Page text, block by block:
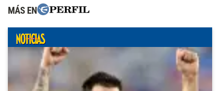
MÁS EN